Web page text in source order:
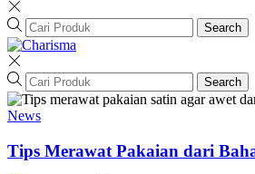
Search
Search
News
Tips Merawat Pakaian dari